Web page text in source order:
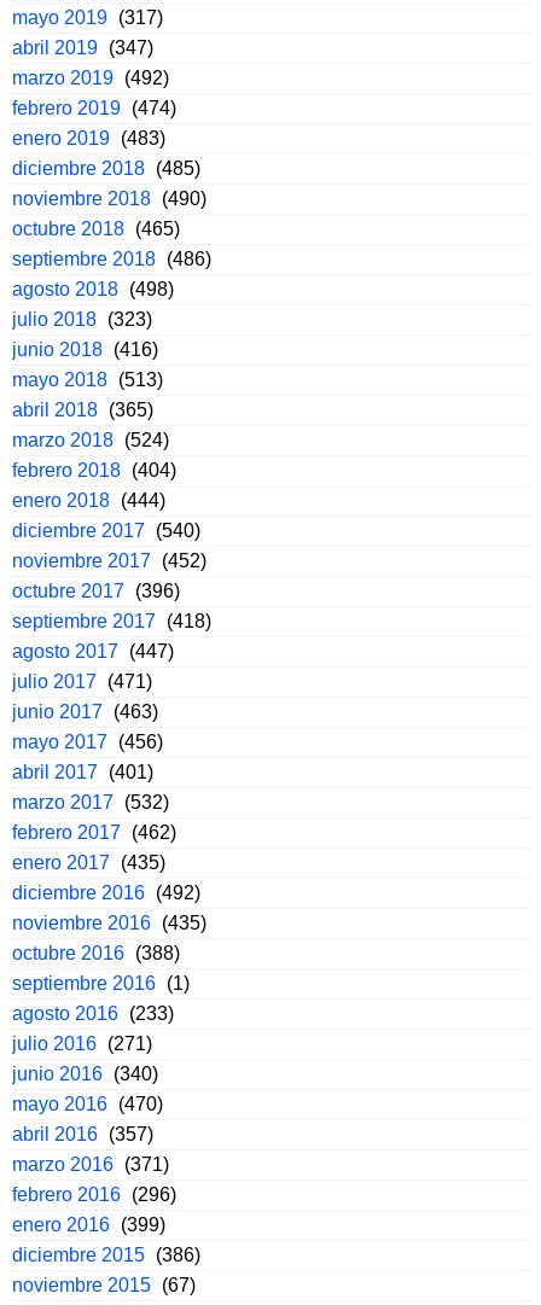
mayo 2019 (317)
abril 2019 (347)
marzo 2019 (492)
febrero 2019 (474)
enero 2019 (483)
diciembre 2018 (485)
noviembre 2018 (490)
octubre 2018 (465)
septiembre 2018 (486)
agosto 2018 (498)
julio 2018 (323)
junio 2018 (416)
mayo 2018 (513)
abril 2018 (365)
marzo 2018 (524)
febrero 2018 (404)
enero 2018 (444)
diciembre 2017 (540)
noviembre 2017 (452)
octubre 2017 (396)
septiembre 2017 (418)
agosto 2017 (447)
julio 2017 (471)
junio 2017 (463)
mayo 2017 (456)
abril 2017 (401)
marzo 2017 (532)
febrero 2017 (462)
enero 2017 (435)
diciembre 2016 (492)
noviembre 2016 (435)
octubre 2016 (388)
septiembre 2016 (1)
agosto 2016 (233)
julio 2016 (271)
junio 2016 (340)
mayo 2016 (470)
abril 2016 (357)
marzo 2016 (371)
febrero 2016 (296)
enero 2016 (399)
diciembre 2015 (386)
noviembre 2015 (67)